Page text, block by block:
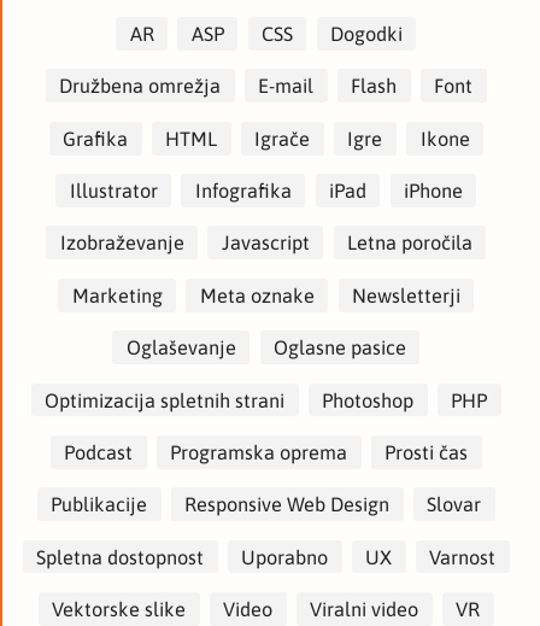
AR ASP CSS Dogodki
Družbena omrežja E-mail Flash Font
Grafika HTML Igrače Igre Ikone
Illustrator Infografika iPad iPhone
Izobraževanje Javascript Letna poročila
Marketing Meta oznake Newsletterji
Oglaševanje Oglasne pasice
Optimizacija spletnih strani Photoshop PHP
Podcast Programska oprema Prosti čas
Publikacije Responsive Web Design Slovar
Spletna dostopnost Uporabno UX Varnost
Vektorske slike Video Viralni video VR